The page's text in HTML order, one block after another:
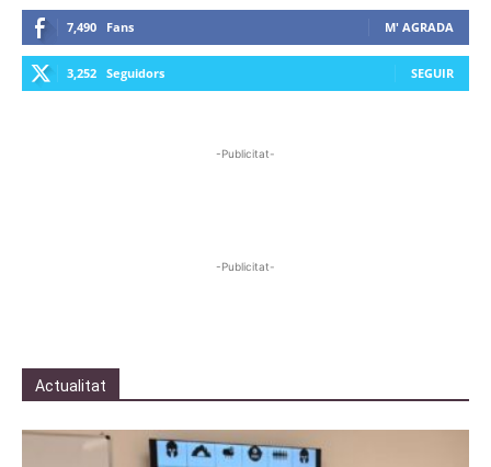
7,490 Fans M' AGRADA
3,252 Seguidors SEGUIR
-Publicitat-
-Publicitat-
Actualitat